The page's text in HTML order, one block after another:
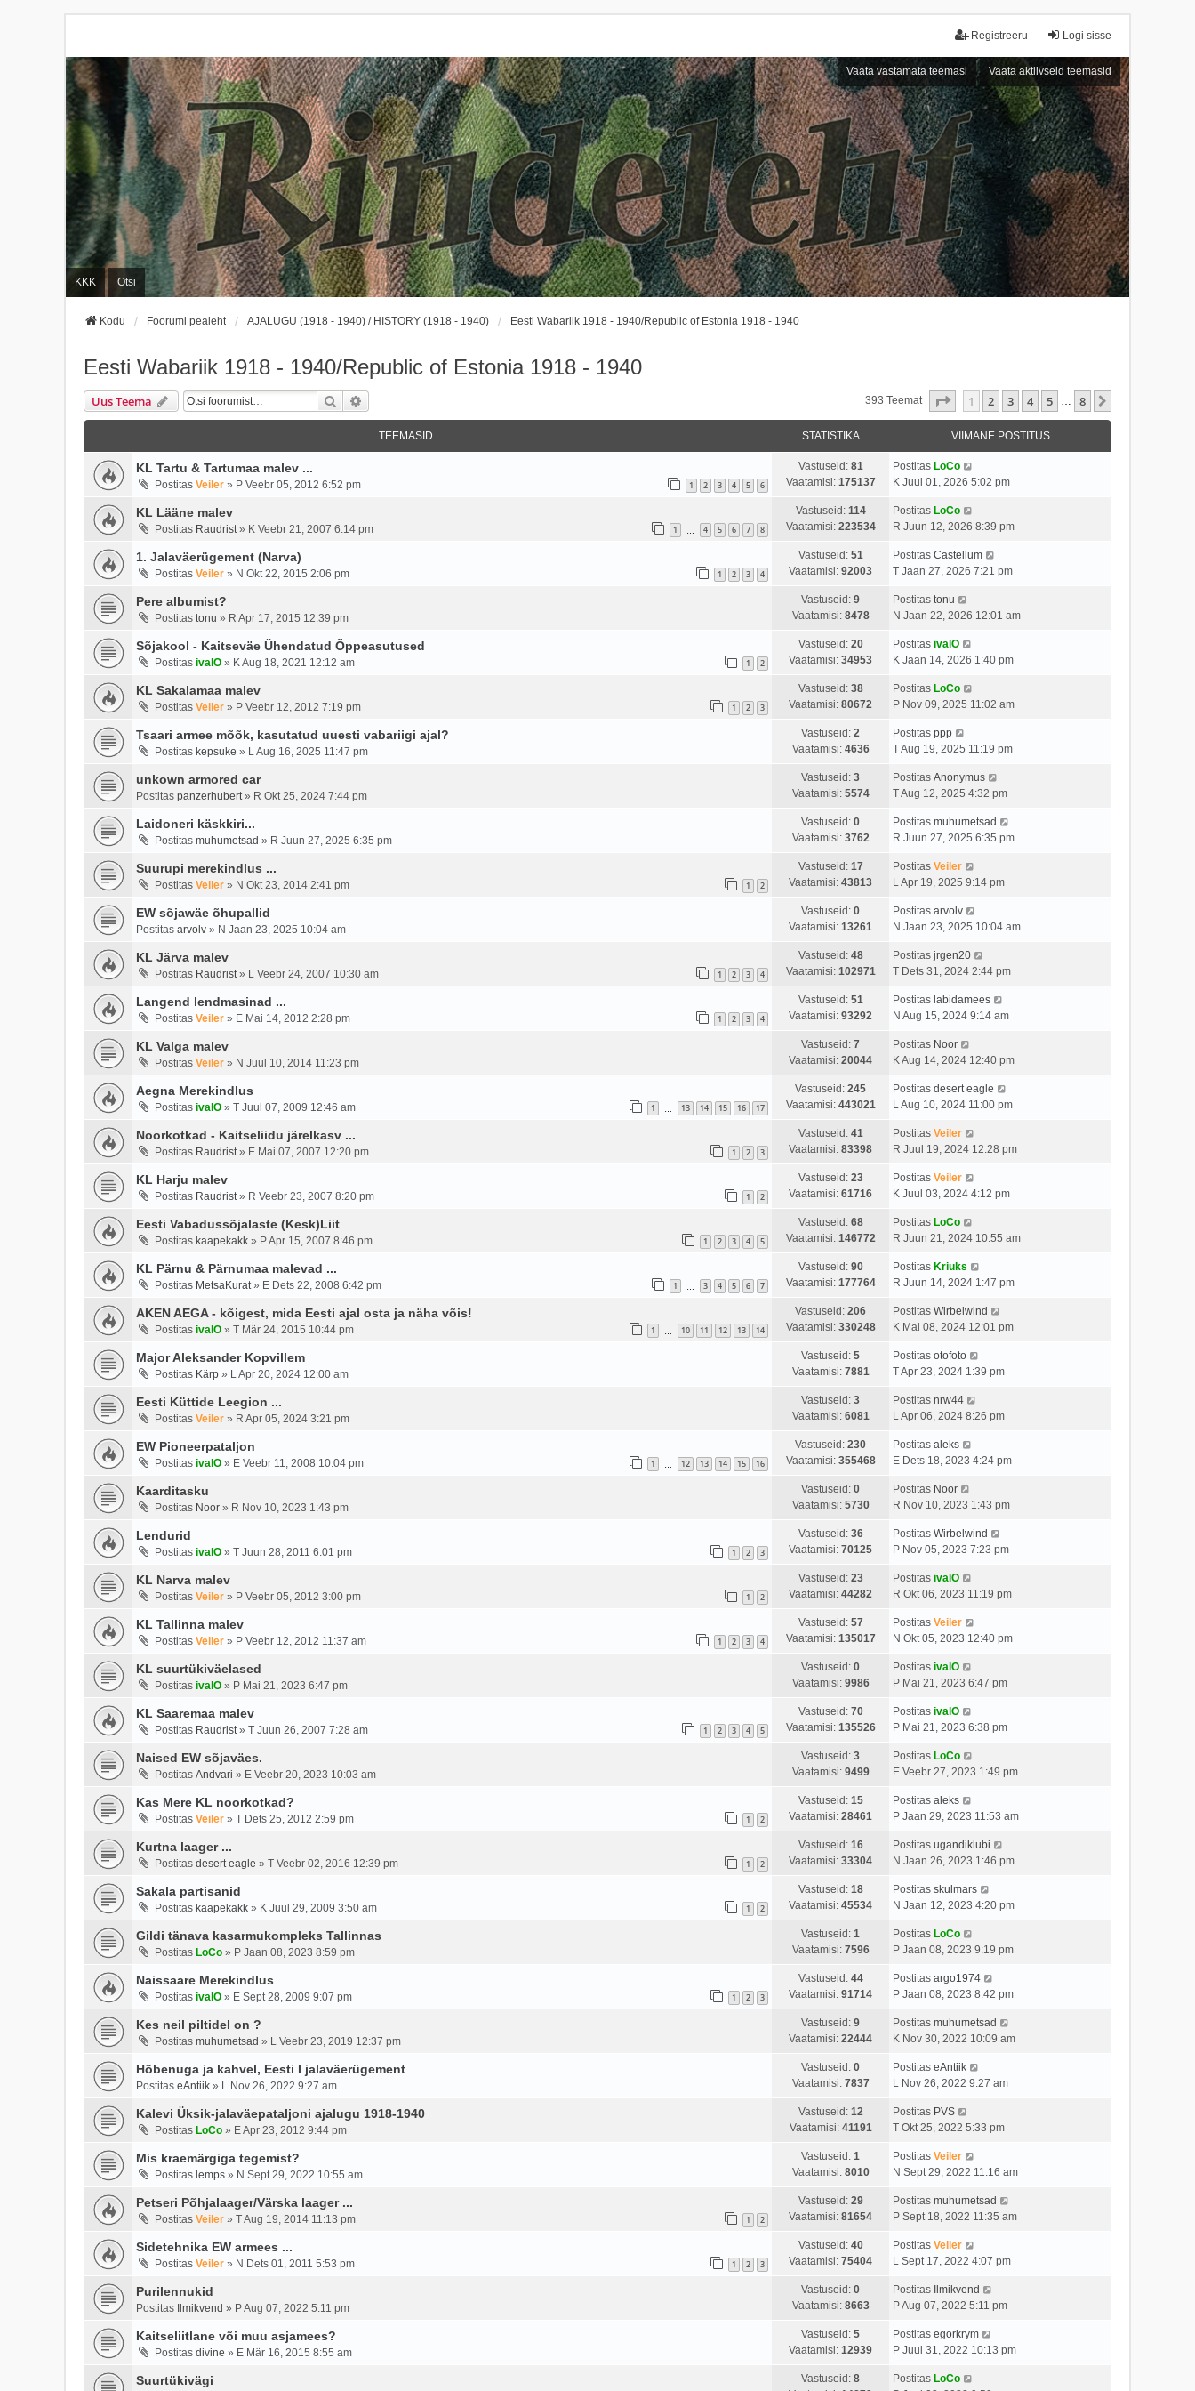
Logi sisse
Registreeru
Vaata vastamata teemasi Vaata aktiivseid teemasid
KKK Otsi
Kodu Foorumi pealeht AJALUGU (1918 - 1940) / HISTORY (1918 - 1940) Eesti Wabariik 1918 - 1940/Republic of Estonia 1918 - 1940
Eesti Wabariik 1918 - 1940/Republic of Estonia 1918 - 1940
Uus Teema Otsi 393 Teemat . Leht8 -st
1 2 3 4 5 … 8
TEEMASID STATISTIKA VIIMANE POSTITUS
KL Tartu & Tartumaa malev ...
Postitas Veiler » P Veebr 05, 2012 6:52 pm 1 2 3 4 5 6
Vastuseid: 81
Vaatamisi: 175137
Postitas LoCo
K Juul 01, 2026 5:02 pm
KL Lääne malev
Postitas Raudrist» K Veebr 21, 2007 6:14 pm 1 4 5 6 7 8
Vastuseid: 114
Vaatamisi: 223534
Postitas LoCo
R Juun 12, 2026 8:39 pm
1. Jalaväerügement (Narva)
Postitas Veiler » N Okt 22, 2015 2:06 pm 1 2 3 4
Vastuseid: 51
Vaatamisi: 92003
Postitas Castellum
T Jaan 27, 2026 7:21 pm
Pere albumist?
Postitas tonu » R Apr 17, 2015 12:39 pm
Vastuseid: 9
Vaatamisi: 8478
Postitas tonu
N Jaan 22, 2026 12:01 am
Sõjakool - Kaitseväe Ühendatud Õppeasutused
Postitas ivalO » K Aug 18, 2021 12:12 am 1 2
Vastuseid: 20
Vaatamisi: 34953
Postitas ivalO
K Jaan 14, 2026 1:40 pm
KL Sakalamaa malev
Postitas Veiler » P Veebr 12, 2012 7:19 pm 1 2 3
Vastuseid: 38
Vaatamisi: 80672
Postitas LoCo
P Nov 09, 2025 11:02 am
Tsaari armee mõõk, kasutatud uuesti vabariigi ajal?
Postitas kepsuke » L Aug 16, 2025 11:47 pm
Vastuseid: 2
Vaatamisi: 4636
Postitas ppp
T Aug 19, 2025 11:19 pm
unkown armored car
Postitas panzerhubert» R Okt 25, 2024 7:44 pm
Vastuseid: 3
Vaatamisi: 5574
Postitas Anonymus
T Aug 12, 2025 4:32 pm
Laidoneri käskkiri...
Postitas muhumetsad » R Juun 27, 2025 6:35 pm
Vastuseid: 0
Vaatamisi: 3762
Postitas muhumetsad
R Juun 27, 2025 6:35 pm
Suurupi merekindlus ...
Postitas Veiler » N Okt 23, 2014 2:41 pm 1 2
Vastuseid: 17
Vaatamisi: 43813
Postitas Veiler
L Apr 19, 2025 9:14 pm
EW sõjawäe õhupallid
Postitas arvolv » N Jaan 23, 2025 10:04 am
Vastuseid: 0
Vaatamisi: 13261
Postitas arvolv
N Jaan 23, 2025 10:04 am
KL Järva malev
Postitas Raudrist» L Veebr 24, 2007 10:30 am 1 2 3 4
Vastuseid: 48
Vaatamisi: 102971
Postitas jrgen20
T Dets 31, 2024 2:44 pm
Langend lendmasinad ...
Postitas Veiler » E Mai 14, 2012 2:28 pm 1 2 3 4
Vastuseid: 51
Vaatamisi: 93292
Postitas labidamees
N Aug 15, 2024 9:14 am
KL Valga malev
Postitas Veiler » N Juul 10, 2014 11:23 pm
Vastuseid: 7
Vaatamisi: 20044
Postitas Noor
K Aug 14, 2024 12:40 pm
Aegna Merekindlus
Postitas ivalO » T Juul 07, 2009 12:46 am 1 13 14 15 16 17
Vastuseid: 245
Vaatamisi: 443021
Postitas desert eagle
L Aug 10, 2024 11:00 pm
Noorkotkad - Kaitseliidu järelkasv ...
Postitas Raudrist» E Mai 07, 2007 12:20 pm 1 2 3
Vastuseid: 41
Vaatamisi: 83398
Postitas Veiler
R Juul 19, 2024 12:28 pm
KL Harju malev
Postitas Raudrist» R Veebr 23, 2007 8:20 pm 1 2
Vastuseid: 23
Vaatamisi: 61716
Postitas Veiler
K Juul 03, 2024 4:12 pm
Eesti Vabadussõjalaste (Kesk)Liit
Postitas kaapekakk » P Apr 15, 2007 8:46 pm 1 2 3 4 5
Vastuseid: 68
Vaatamisi: 146772
Postitas LoCo
R Juun 21, 2024 10:55 am
KL Pärnu & Pärnumaa malevad ...
Postitas MetsaKurat» E Dets 22, 2008 6:42 pm 1 3 4 5 6 7
Vastuseid: 90
Vaatamisi: 177764
Postitas Kriuks
R Juun 14, 2024 1:47 pm
AKEN AEGA - kõigest, mida Eesti ajal osta ja näha võis!
Postitas ivalO » T Mär 24, 2015 10:44 pm 1 10 11 12 13 14
Vastuseid: 206
Vaatamisi: 330248
Postitas Wirbelwind
K Mai 08, 2024 12:01 pm
Major Aleksander Kopvillem
Postitas Kärp » L Apr 20, 2024 12:00 am
Vastuseid: 5
Vaatamisi: 7881
Postitas otofoto
T Apr 23, 2024 1:39 pm
Eesti Küttide Leegion ...
Postitas Veiler » R Apr 05, 2024 3:21 pm
Vastuseid: 3
Vaatamisi: 6081
Postitas nrw44
L Apr 06, 2024 8:26 pm
EW Pioneerpataljon
Postitas ivalO » E Veebr 11, 2008 10:04 pm 1 12 13 14 15 16
Vastuseid: 230
Vaatamisi: 355468
Postitas aleks
E Dets 18, 2023 4:24 pm
Kaarditasku
Postitas Noor » R Nov 10, 2023 1:43 pm
Vastuseid: 0
Vaatamisi: 5730
Postitas Noor
R Nov 10, 2023 1:43 pm
Lendurid
Postitas ivalO » T Juun 28, 2011 6:01 pm 1 2 3
Vastuseid: 36
Vaatamisi: 70125
Postitas Wirbelwind
P Nov 05, 2023 7:23 pm
KL Narva malev
Postitas Veiler » P Veebr 05, 2012 3:00 pm 1 2
Vastuseid: 23
Vaatamisi: 44282
Postitas ivalO
R Okt 06, 2023 11:19 pm
KL Tallinna malev
Postitas Veiler » P Veebr 12, 2012 11:37 am 1 2 3 4
Vastuseid: 57
Vaatamisi: 135017
Postitas Veiler
N Okt 05, 2023 12:40 pm
KL suurtükiväelased
Postitas ivalO » P Mai 21, 2023 6:47 pm
Vastuseid: 0
Vaatamisi: 9986
Postitas ivalO
P Mai 21, 2023 6:47 pm
KL Saaremaa malev
Postitas Raudrist» T Juun 26, 2007 7:28 am 1 2 3 4 5
Vastuseid: 70
Vaatamisi: 135526
Postitas ivalO
P Mai 21, 2023 6:38 pm
Naised EW sõjaväes.
Postitas Andvari » E Veebr 20, 2023 10:03 am
Vastuseid: 3
Vaatamisi: 9499
Postitas LoCo
E Veebr 27, 2023 1:49 pm
Kas Mere KL noorkotkad?
Postitas Veiler » T Dets 25, 2012 2:59 pm 1 2
Vastuseid: 15
Vaatamisi: 28461
Postitas aleks
P Jaan 29, 2023 11:53 am
Kurtna laager ...
Postitas desert eagle » T Veebr 02, 2016 12:39 pm 1 2
Vastuseid: 16
Vaatamisi: 33304
Postitas ugandiklubi
N Jaan 26, 2023 1:46 pm
Sakala partisanid
Postitas kaapekakk » K Juul 29, 2009 3:50 am 1 2
Vastuseid: 18
Vaatamisi: 45534
Postitas skulmars
N Jaan 12, 2023 4:20 pm
Gildi tänava kasarmukompleks Tallinnas
Postitas LoCo » P Jaan 08, 2023 8:59 pm
Vastuseid: 1
Vaatamisi: 7596
Postitas LoCo
P Jaan 08, 2023 9:19 pm
Naissaare Merekindlus
Postitas ivalO » E Sept 28, 2009 9:07 pm 1 2 3
Vastuseid: 44
Vaatamisi: 91714
Postitas argo1974
P Jaan 08, 2023 8:42 pm
Kes neil piltidel on ?
Postitas muhumetsad » L Veebr 23, 2019 12:37 pm
Vastuseid: 9
Vaatamisi: 22444
Postitas muhumetsad
K Nov 30, 2022 10:09 am
Hõbenuga ja kahvel, Eesti I jalaväerügement
Postitas eAntiik » L Nov 26, 2022 9:27 am
Vastuseid: 0
Vaatamisi: 7837
Postitas eAntiik
L Nov 26, 2022 9:27 am
Kalevi Üksik-jalaväepataljoni ajalugu 1918-1940
Postitas LoCo » E Apr 23, 2012 9:44 pm
Vastuseid: 12
Vaatamisi: 41191
Postitas PVS
T Okt 25, 2022 5:33 pm
Mis kraemärgiga tegemist?
Postitas lemps » N Sept 29, 2022 10:55 am
Vastuseid: 1
Vaatamisi: 8010
Postitas Veiler
N Sept 29, 2022 11:16 am
Petseri Põhjalaager/Värska laager ...
Postitas Veiler » T Aug 19, 2014 11:13 pm 1 2
Vastuseid: 29
Vaatamisi: 81654
Postitas muhumetsad
P Sept 18, 2022 11:35 am
Sidetehnika EW armees ...
Postitas Veiler » N Dets 01, 2011 5:53 pm 1 2 3
Vastuseid: 40
Vaatamisi: 75404
Postitas Veiler
L Sept 17, 2022 4:07 pm
Purilennukid
Postitas Ilmikvend » P Aug 07, 2022 5:11 pm
Vastuseid: 0
Vaatamisi: 8663
Postitas Ilmikvend
P Aug 07, 2022 5:11 pm
Kaitseliitlane või muu asjamees?
Postitas divine » E Mär 16, 2015 8:55 am
Vastuseid: 5
Vaatamisi: 12939
Postitas egorkrym
P Juul 31, 2022 10:13 pm
Suurtükivägi Vastuseid: 8
Postitas LoCo